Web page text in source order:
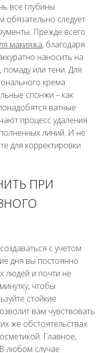
все глубины
обязательно следует
Прежде всего
макияжа, благодаря
наносить на
или тени. Для
крема
спонжи – как
ватные
процесс удаления
линий. И не
для корректировки
ПРИ
с учетом
дня вы постоянно
людей и почти не
чтобы
стойкие
вам чувствовать
же обстоятельствах
Главное,
любом случае